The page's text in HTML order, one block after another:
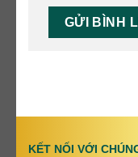
KẾT NỐI VỚI